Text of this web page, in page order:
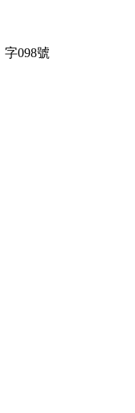
098號